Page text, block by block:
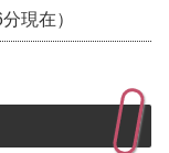
現在）